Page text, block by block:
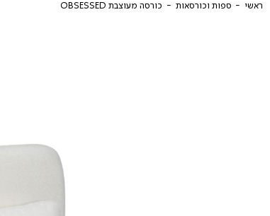
ראשי ספות וכורסאות כורסה מעוצבת OBSESSED